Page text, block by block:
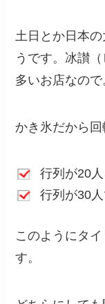
土日とか日本
うです。冰讃
多いお店なので
かき氷だから回
行列が20
行列が30
このようにタ
す。